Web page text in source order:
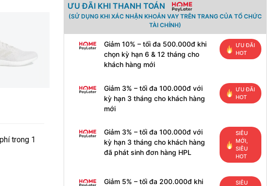
trong 1
ƯU ĐÃI KHI THANH TOÁN
(SỬ DỤNG KHI XÁC NHẬN KHOẢN VAY TRÊN TRANG CỦA TỔ CHỨC
TÀI CHÍNH)
Giảm 10% – tối đa 500.000đ khi
chọn kỳ hạn 6 & 12 tháng cho
khách hàng mới
ƯU ĐÃI
HOT
Giảm 3% – tối đa 100.000đ với
kỳ hạn 3 tháng cho khách hàng
mới
ƯU ĐÃI
HOT
Giảm 3% – tối đa 100.000đ với
kỳ hạn 3 tháng cho khách hàng
đã phát sinh đơn hàng HPL
SIÊU
MỚI,
SIÊU
HOT
Giảm 5% – tối đa 200.000đ khi
SIÊU